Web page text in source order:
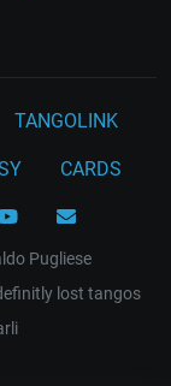
TANGOLINK
CARDS
Pugliese
lost tangos